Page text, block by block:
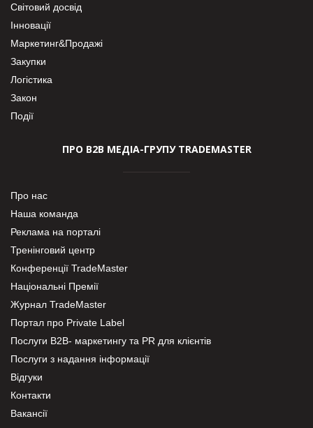
Світовий досвід
Інновації
Маркетинг&Продажі
Закупки
Логістика
Закон
Події
ПРО В2В МЕДІА-ГРУПУ TRADEMASTER
Про нас
Наша команда
Реклама на порталі
Тренінговий центр
Конференції TradeMaster
Національні Премії
Журнал TradeMaster
Портал про Private Label
Послуги В2В- маркетингу та PR для клієнтів
Послуги з надання інформації
Відгуки
Контакти
Вакансії